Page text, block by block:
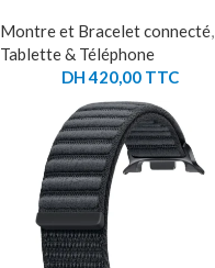
Montre et Bracelet connecté,
Tablette & Téléphone
DH420,00 TTC